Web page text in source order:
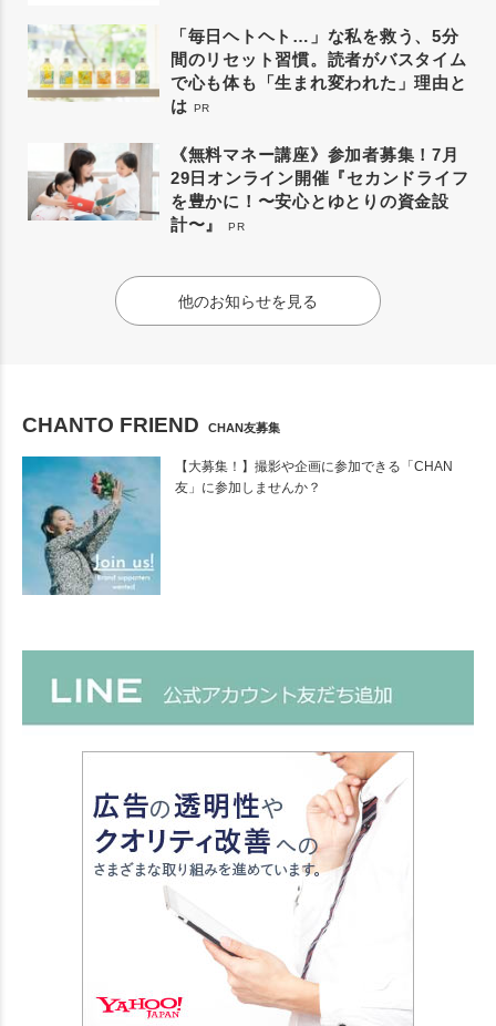
「毎日ヘトヘト…」な私を救う、5分
間のリセット習慣。読者がバスタイム
で心も体も「生まれ変われた」理由と
は PR
《無料マネー講座》参加者募集！7月
29日オンライン開催『セカンドライフ
を豊かに！〜安心とゆとりの資金設
計〜』
PR
他のお知らせを見る
CHANTO FRIEND CHAN友募集
【大募集！】撮影や企画に参加できる「CHAN
友」に参加しませんか？